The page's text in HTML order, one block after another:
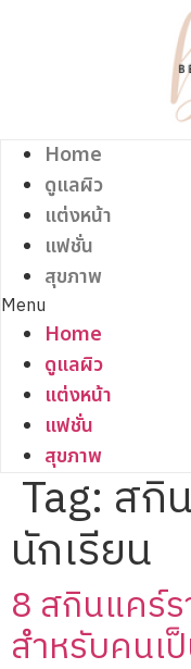
Home
ดูแลผิว
แต่งหน้า
แฟชั่น
สุขภาพ
Menu
Home
ดูแลผิว
แต่งหน้า
แฟชั่น
สุขภาพ
Tag: สกิ
นักเรียน
8 สกินแคร์
สำหรับคนเ